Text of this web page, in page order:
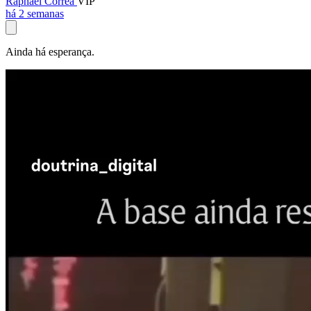
há 2 semanas
Ainda há esperança.